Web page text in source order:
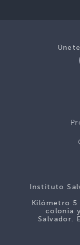
Instituto
Kilómetro 5
colonia
Salvador.